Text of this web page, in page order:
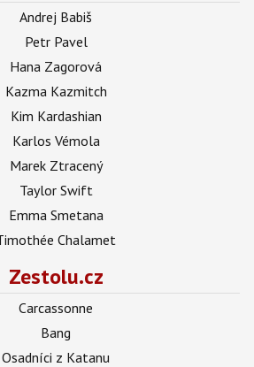
Andrej Babiš
Petr Pavel
Hana Zagorová
Kazma Kazmitch
Kim Kardashian
Karlos Vémola
Marek Ztracený
Taylor Swift
Emma Smetana
Chalamet
Zestolu.cz
Carcassonne
Bang
Osadníci z Katanu